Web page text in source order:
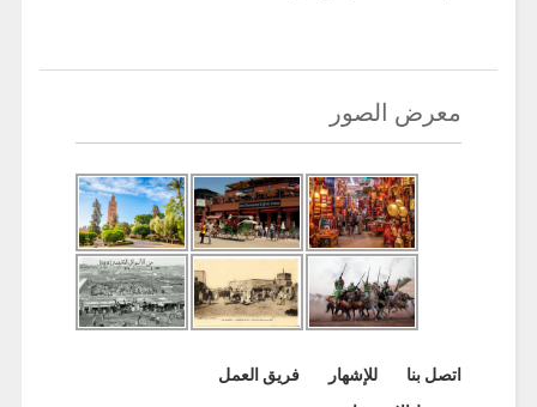
معرض الصور
اتصل بنا للإشهار
فريق العمل